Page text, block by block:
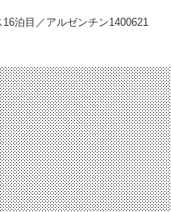
泊目／アルゼンチン1400621